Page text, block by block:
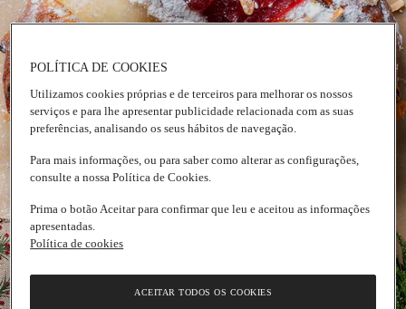
POLÍTICA DE COOKIES
Utilizamos cookies próprias e de terceiros para melhorar os nossos
serviços e para lhe apresentar publicidade relacionada com as suas
preferências, analisando os seus hábitos de navegação.
Para mais informações, ou para saber como alterar as configurações,
consulte a nossa Política de Cookies.
Prima o botão Aceitar para confirmar que leu e aceitou as informações
apresentadas.
Política de cookies
ACEITAR TODOS OS COOKIES